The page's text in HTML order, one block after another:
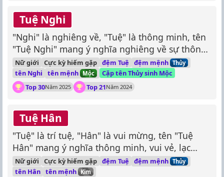
Tuệ Nghi
"Nghi" là nghiêng về, "Tuệ" là thông minh, tên
"Tuệ Nghi" mang ý nghĩa nghiêng về sự thông
minh, sáng suốt.
Nữ giới Cực kỳ hiếm gặp đệm Tuệ đệm mệnh Thủy
tên Nghi tên mệnh Mộc
Cặp tên Thủy sinh Mộc
Top 30Năm 2025 Top 21Năm 2024
Tuệ Hân
"Tuệ" là trí tuệ, "Hân" là vui mừng, tên "Tuệ
Hân" mang ý nghĩa thông minh, vui vẻ, lạc
quan.
Nữ giới Cực kỳ hiếm gặp đệm Tuệ đệm mệnh Thủy
tên Hân tên mệnh Kim